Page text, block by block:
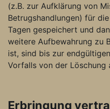
(z.B. zur Aufklärung von
Betrugshandlungen) für
Tagen gespeichert und
weitere Aufbewahrung zu
ist, sind bis zur
Vorfalls von der Löschung
Erbringung